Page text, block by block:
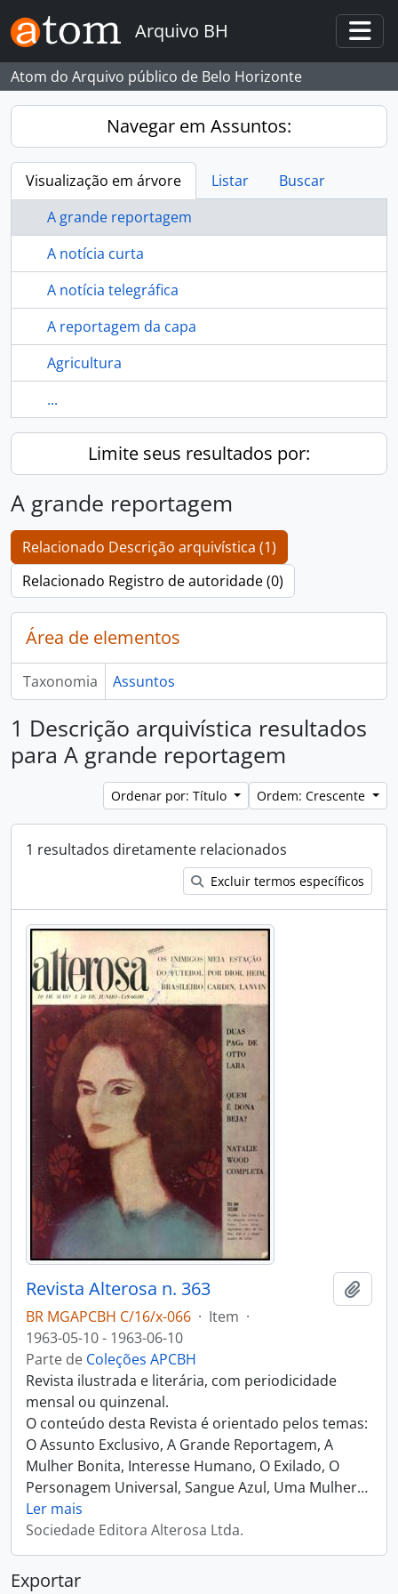
Skip to main content
Arquivo BH
Atom do Arquivo público de Belo Horizonte
Navegar em Assuntos:
Visualização em árvore Listar
Buscar
A grande reportagem
A notícia curta
A notícia telegráfica
A reportagem da capa
Agricultura
...
Limite seus resultados por:
A grande reportagem
Relacionado Descrição arquivística (1)
Relacionado Registro de autoridade (0)
Área de elementos
Taxonomia Assuntos
1 Descrição arquivística resultados
para A grande reportagem
Ordenar por: Título Ordem: Crescente
1 resultados diretamente relacionados
Excluir termos específicos
Revista Alterosa n. 363
BR MGAPCBH C/16/x-066 · Item ·
1963-05-10 - 1963-06-10
Parte de Coleções APCBH
Revista ilustrada e literária, com periodicidade
mensal ou quinzenal.
O conteúdo desta Revista é orientado pelos temas:
O Assunto Exclusivo, A Grande Reportagem, A
Mulher Bonita, Interesse Humano, O Exilado, O
Personagem Universal, Sangue Azul, Uma Mulher…
Ler mais
Sociedade Editora Alterosa Ltda.
Exportar